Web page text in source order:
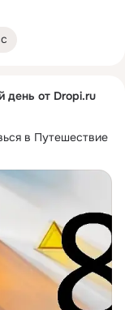
день от Dropi.ru
в Путешествие